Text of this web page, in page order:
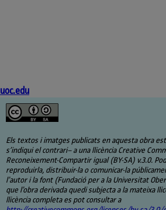
uoc.edu
Els textos i imatges publicats en aquesta obra
s’indiqui el contrari– a una llicència Creative
Reconeixement-Compartir igual (BY-SA) v.3.0.
reproduirla, distribuir-la o comunicar-la
l’autor i la font (Fundació per a la Universitat
que l’obra derivada quedi subjecta a la mateixa
llicència completa es pot consultar a